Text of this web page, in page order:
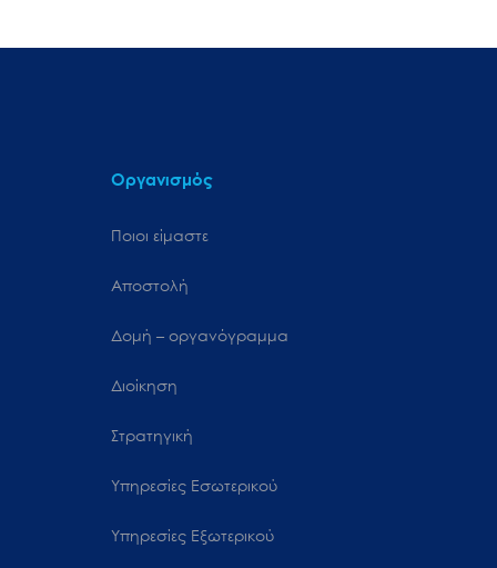
Οργανισμός
Ποιοι είμαστε
Αποστολή
Δομή – οργανόγραμμα
Διοίκηση
Στρατηγική
Υπηρεσίες Εσωτερικού
Υπηρεσίες Εξωτερικού